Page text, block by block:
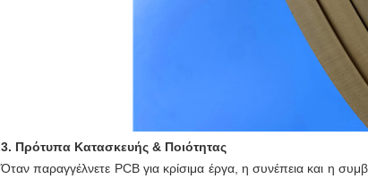
3. Πρότυπα Κατασκευής & Ποιότητας
Όταν παραγγέλνετε PCB για κρίσιμα έργα, η συνέπεια και η